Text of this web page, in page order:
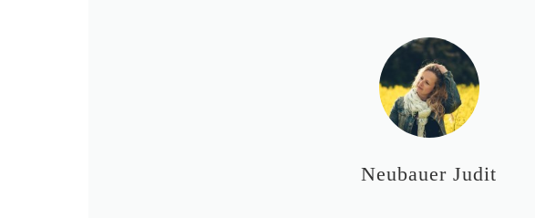
Neubauer Judit